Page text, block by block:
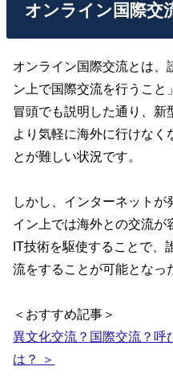
オンライン国際交
オンライン国際交流とは、
ン上で国際交流を行うこと
冒頭でも説明した通り、新
より気軽に海外に行けなく
とが難しい状況です。
しかし、インターネットが
イン上では海外との交流が
IT技術を駆使することで、
流をすることが可能となっ
＜おすすめ記事＞
異文化交流？国際交流？呼
は？ ＞